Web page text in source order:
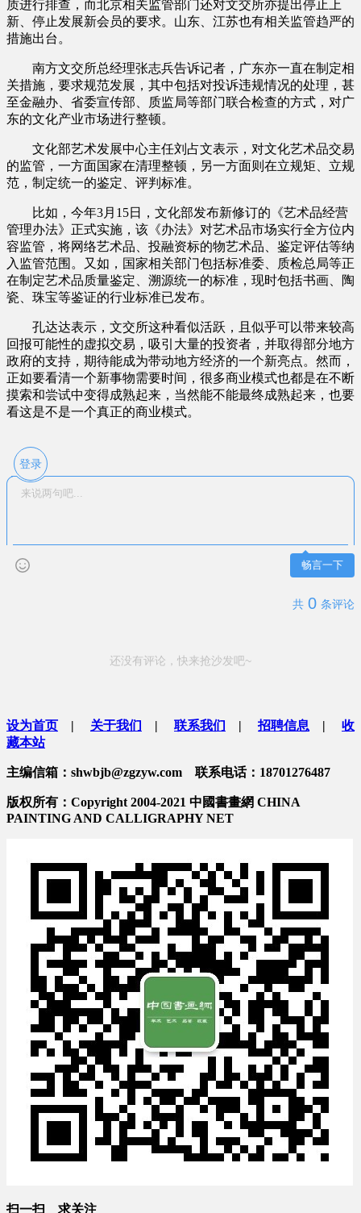
质进行排查，而北京相关监管部门还对文交所亦提出停止上
新、停止发展新会员的要求。山东、江苏也有相关监管趋严的
措施出台。
南方文交所总经理张志兵告诉记者，广东亦一直在制定相
关措施，要求规范发展，其中包括对投诉违规情况的处理，甚
至金融办、省委宣传部、质监局等部门联合检查的方式，对广
东的文化产业市场进行整顿。
文化部艺术发展中心主任刘占文表示，对文化艺术品交易
的监管，一方面国家在清理整顿，另一方面则在立规矩、立规
范，制定统一的鉴定、评判标准。
比如，今年3月15日，文化部发布新修订的《艺术品经营
管理办法》正式实施，该《办法》对艺术品市场实行全方位内
容监管，将网络艺术品、投融资标的物艺术品、鉴定评估等纳
入监管范围。又如，国家相关部门包括标准委、质检总局等正
在制定艺术品质量鉴定、溯源统一的标准，现时包括书画、陶
瓷、珠宝等鉴证的行业标准已发布。
孔达达表示，文交所这种看似活跃，且似乎可以带来较高
回报可能性的虚拟交易，吸引大量的投资者，并取得部分地方
政府的支持，期待能成为带动地方经济的一个新亮点。然而，
正如要看清一个新事物需要时间，很多商业模式也都是在不断
摸索和尝试中变得成熟起来，当然能不能最终成熟起来，也要
看这是不是一个真正的商业模式。
登录
畅言一下
共 0 条评论
还没有评论，快来抢沙发吧~
设为首页 | 关于我们 | 联系我们 | 招聘信息 | 收
藏本站
主编信箱：shwbjb@zgzyw.com 联系电话：18701276487
版权所有：Copyright 2004-2021 中國書畫網 CHINA
PAINTING AND CALLIGRAPHY NET
扫一扫 求关注